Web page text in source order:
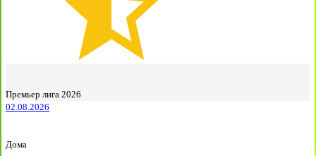
Премьер лига 2026
02.08.2026
Дома